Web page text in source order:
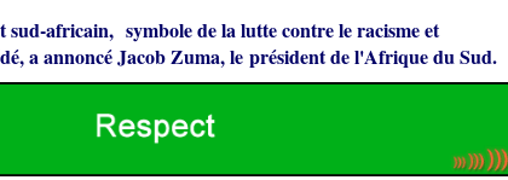
sud-africain, symbole de la lutte contre le racisme et
a annoncé Jacob Zuma, le président de l'Afrique du Sud.